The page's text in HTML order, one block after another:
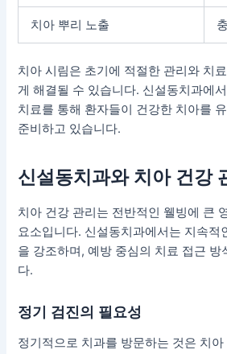
치아 뿌리 노출
치아 시림은 초기에 적절한 관리와 치
게 해결될 수 있습니다. 신설동치과에
치료를 통해 환자들이 건강한 치아를
준비하고 있습니다.
신설동치과와 치아 건강
치아 건강 관리는 전반적인 웰빙에 큰
요소입니다. 신설동치과에서는 지속적
을 강조하며, 예방 중심의 치료 접근 방
다.
정기 검진의 필요성
정기적으로 치과를 방문하는 것은 치